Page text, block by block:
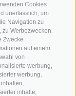
Cookies
unerlässlich, um
Navigation zu
zu Werbezwecken.
Zwecke
auf einem
von
werbung,
werbung,
inhalte,
in
in
Kontakt
Anreise
Zum